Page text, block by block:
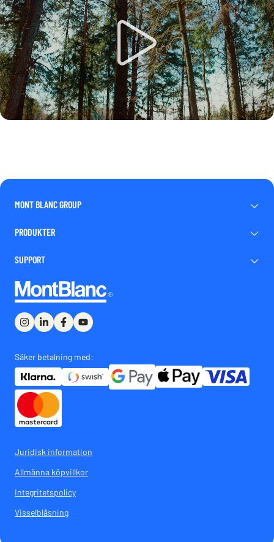
MONT BLANC GROUP
PRODUKTER
SUPPORT
Säker betalning med:
Juridisk information
Allmänna köpvillkor
Integritetspolicy
Visselblåsning